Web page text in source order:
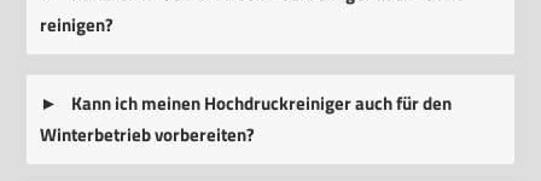
reinigen?
Kann ich meinen Hochdruckreiniger auch für den
Winterbetrieb vorbereiten?